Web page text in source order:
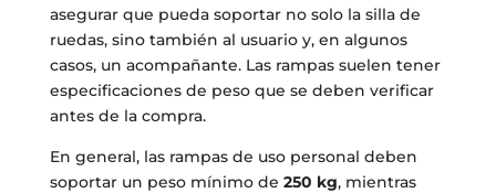
asegurar que pueda soportar no solo la silla de
ruedas, sino también al usuario y, en algunos
casos, un acompañante. Las rampas suelen tener
especificaciones de peso que se deben verificar
antes de la compra.
En general, las rampas de uso personal deben
soportar un peso mínimo de 250 kg, mientras